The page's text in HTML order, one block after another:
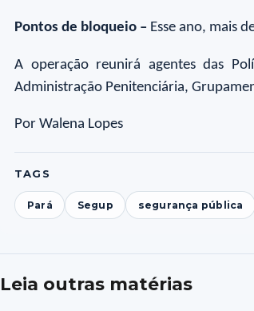
Pontos de bloqueio – Esse ano, mais
A operação reunirá agentes das
Administração Penitenciária,
Por Walena Lopes
TAGS
Pará Segup segurança pública
Leia outras matérias